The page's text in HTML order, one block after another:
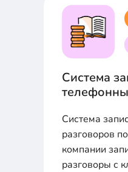
Система
Система
разговоров
компании
разговоры с